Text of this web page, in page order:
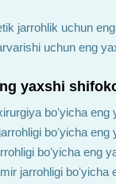
jarrohlik uchun
uchun eng
yaxshi
boʻyicha
boʻyicha
boʻyicha eng
jarrohligi